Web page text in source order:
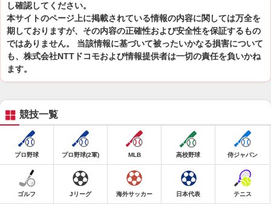
し確認してください。
本サイトのページ上に掲載されている情報の内容に関しては万全を
期しておりますが、その内容の正確性および安全性を保証するもの
ではありません。 当該情報に基づいて被ったいかなる損害について
も、株式会社NTTドコモおよび情報提供者は一切の責任を負いかね
ます。
競技一覧
プロ野球 プロ野球(2軍) MLB 高校野球 侍ジャパン
ゴルフ Jリーグ 海外サッカー 日本代表 テニス